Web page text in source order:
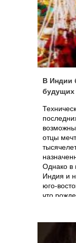
В Индии
будущих
отцы
Однако в
Индия и
юго-
что